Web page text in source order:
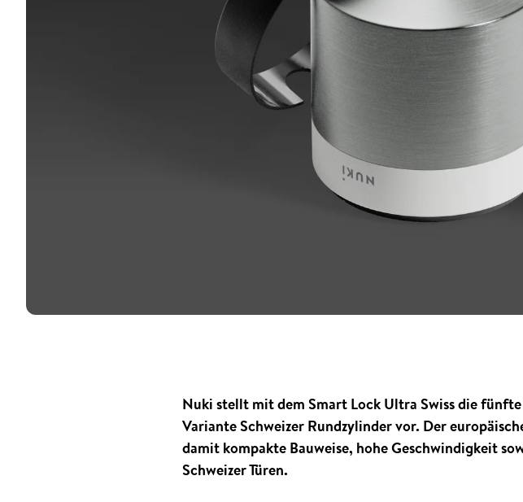
Nuki stellt mit dem Smart Lock Ultra Swiss die
Variante Schweizer Rundzylinder vor. Der
damit kompakte Bauweise, hohe Geschwindigkeit
Schweizer Türen.